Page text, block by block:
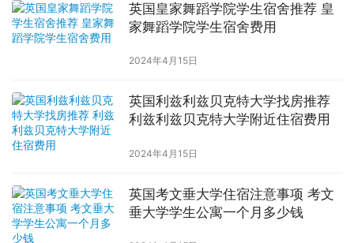
英国皇家舞蹈学院学生宿舍推荐 皇
家舞蹈学院学生宿舍费用
2024年4月15日
英国利兹利兹贝克特大学找房推荐
利兹利兹贝克特大学附近住宿费用
2024年4月15日
英国考文垂大学住宿注意事项 考文
垂大学学生公寓一个月多少钱